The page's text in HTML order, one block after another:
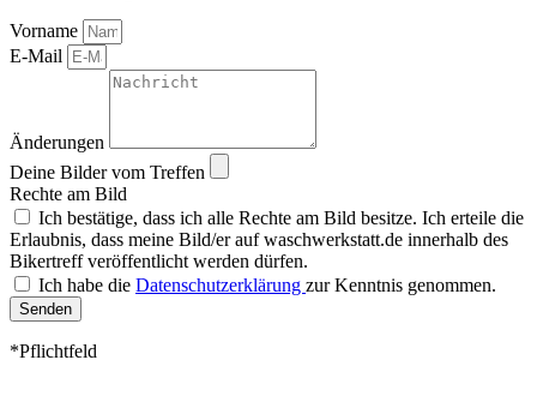
Vorname
E-Mail
Änderungen
Deine Bilder vom Treffen
Rechte am Bild
Ich bestätige, dass ich alle Rechte am Bild besitze. Ich erteile die
Erlaubnis, dass meine Bild/er auf waschwerkstatt.de innerhalb des
Bikertreff veröffentlicht werden dürfen.
Ich habe die Datenschutzerklärung zur Kenntnis genommen.
Senden
*Pflichtfeld